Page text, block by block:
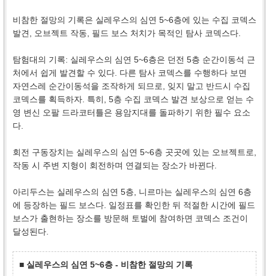
비참한 절망의 기록은 실레우스의 심연 5~6층에 있는 수집 코덱스
발견, 오브젝트 작동, 필드 보스 처치가 목적인 탐사 코덱스다.
탐험대의 기록: 실레우스의 심연 5~6층은 던전 5층 순간이동석 근
처에서 쉽게 발견할 수 있다. 다른 탐사 코덱스를 수행하다 보면
자연스레 순간이동석을 조작하게 되므로, 잊지 말고 반드시 수집
코덱스를 획득하자. 특히, 5층 수집 코덱스 발견 보상으로 얻는 수
영 변신 오팔 드라코터틀은 용암지대를 돌파하기 위한 필수 요소
다.
회전 구동장치는 실레우스의 심연 5~6층 곳곳에 있는 오브젝트로,
작동 시 주변 지형이 회전하며 연결되는 장소가 바뀐다.
아리두스는 실레우스의 심연 5층, 니르마는 실레우스의 심연 6층
에 등장하는 필드 보스다. 일정표를 확인한 뒤 적절한 시간에 필드
보스가 출현하는 장소를 방문해 토벌에 참여하면 코덱스 조건이
달성된다.
■ 실레우스의 심연 5~6층 - 비참한 절망의 기록